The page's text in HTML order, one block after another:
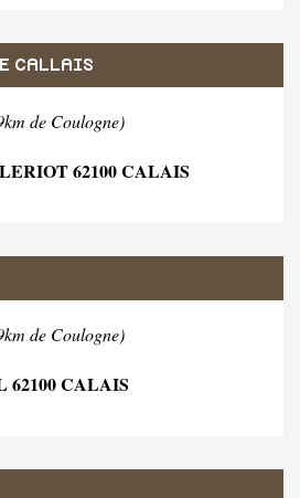
CALLAIS
de Coulogne)
62100 CALAIS
de Coulogne)
62100 CALAIS